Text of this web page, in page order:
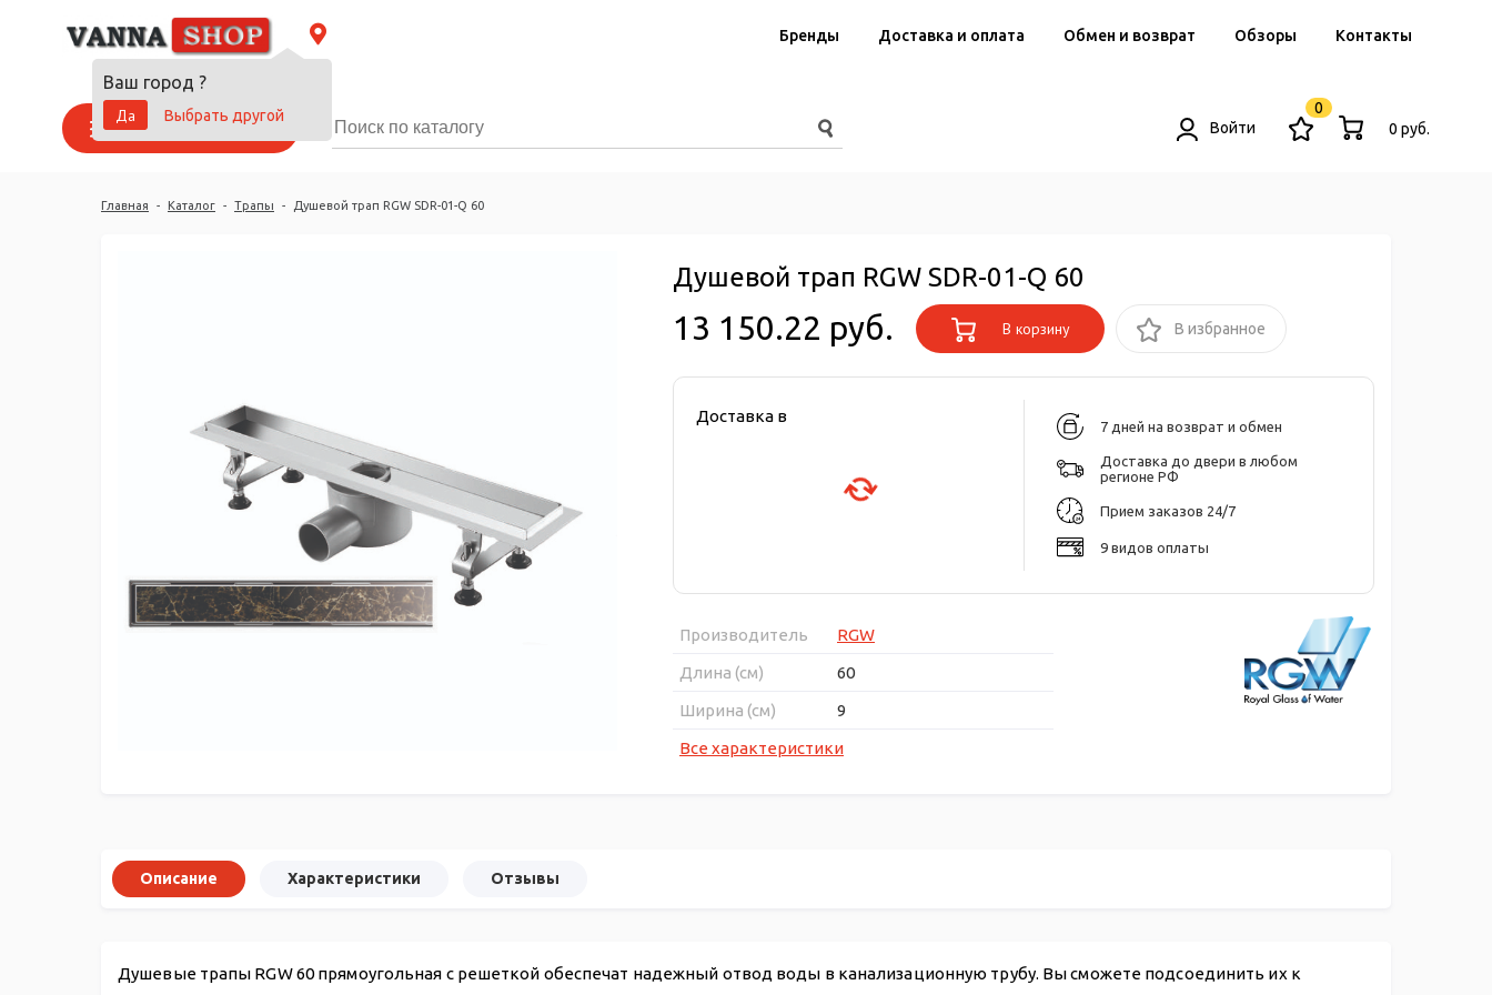
Ваш город ?
Да
Выбрать другой
Бренды Доставка и оплата Обмен и возврат Обзоры Контакты
Каталог товаров Войти
0
0 руб.
Главная - Каталог - Трапы - Душевой трап RGW SDR-01-Q 60
Душевой трап RGW SDR-01-Q 60
13 150.22 руб. В корзину В избранное
Доставка в
7 дней на возврат и обмен
Доставка до двери в любом
регионе РФ
Прием заказов 24/7
9 видов оплаты
Производитель
RGW
Длина (см)
60
Ширина (см)
9
Все характеристики
Описание Характеристики Отзывы
Душевые трапы RGW 60 прямоугольная с решеткой обеспечат надежный отвод воды в канализационную трубу. Вы сможете подсоединить их к